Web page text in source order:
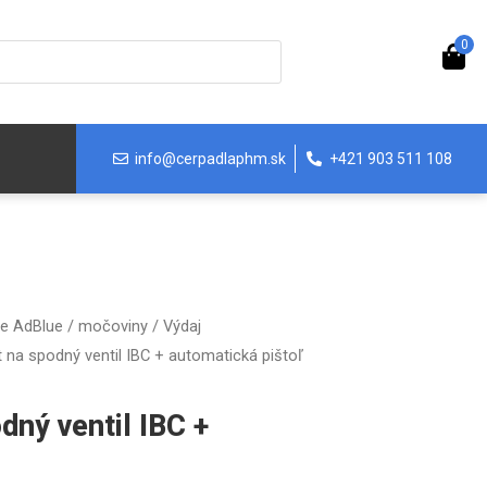
0
info@cerpadlaphm.sk +421 903 511 108
AdBlue / močoviny/ Výdaj
spodný ventil IBC + automatická pištoľ
ventil IBC +